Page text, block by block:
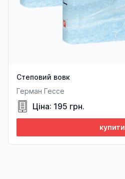
Степовий вовк
Герман Гессе
Ціна: 195 грн.
купити